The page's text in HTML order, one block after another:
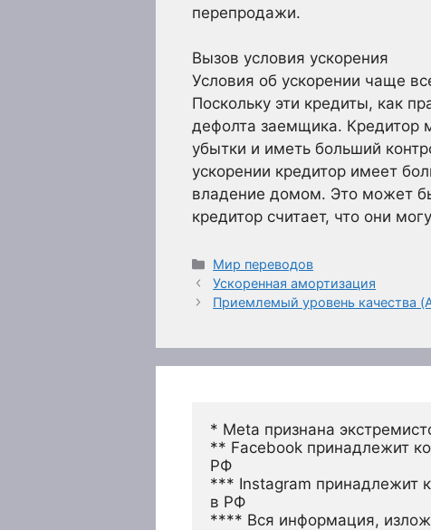
перепродажи.
Вызов условия ускорения
Условия об ускорении чаще
Поскольку эти кредиты, как
дефолта заемщика. Кредитор
убытки и иметь больший
ускорении кредитор имеет
владение домом. Это может
кредитор считает, что они
Рубрики
Мир переводов
Ускоренная амортизация
Приемлемый уровень качества
* Meta признана
** Facebook принадлежит
РФ
*** Instagram принадлежит
в РФ
**** Вся информация,